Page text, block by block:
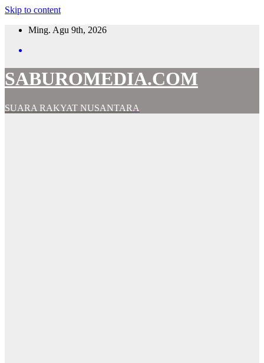
Skip to content
Ming. Agu 9th, 2026
SABUROMEDIA.COM
SUARA RAKYAT NUSANTARA